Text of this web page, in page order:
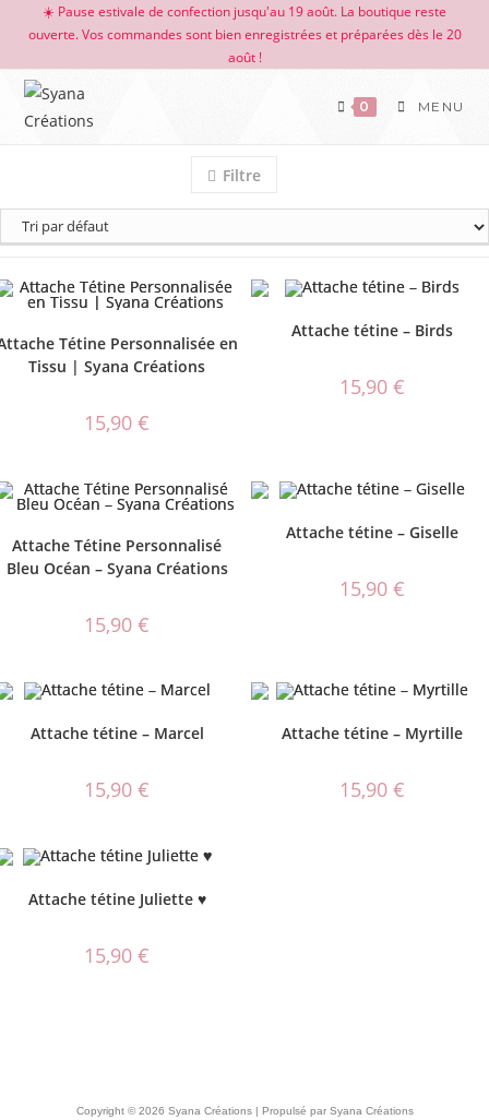
☀️ Pause estivale de confection jusqu'au 19 août. La boutique reste
ouverte. Vos commandes sont bien enregistrées et préparées dès le 20
août !
0 MENU
Filtre
Tétine Personnalisée en
Tissu | Syana Créations
15,90 €
Attache tétine – Birds
15,90 €
Attache Tétine Personnalisé
Bleu Océan – Syana Créations
15,90 €
Attache tétine – Giselle
15,90 €
Attache tétine – Marcel
15,90 €
Attache tétine – Myrtille
15,90 €
Attache tétine Juliette ♥
15,90 €
Copyright © 2026 Syana Créations | Propulsé par Syana Créations